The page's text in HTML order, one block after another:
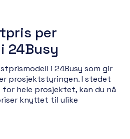
per
24Busy
i 24Busy som gir
prosjektstyringen. I stedet
hele prosjektet, kan du nå
knyttet til ulike